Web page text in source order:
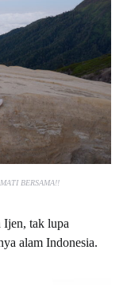
BERSAMA!!
Ijen, tak lupa
alam Indonesia.